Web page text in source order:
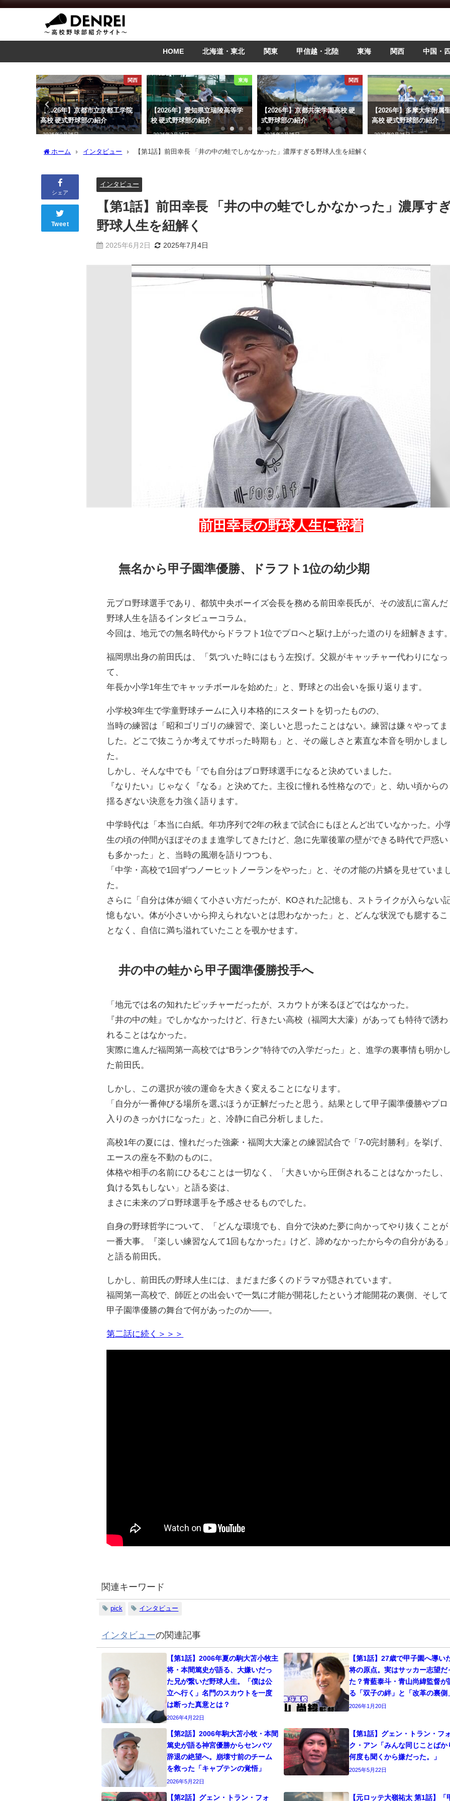
HOME 北海道・東北 関東 甲信越・北陸 東海 関西 中国・
関西
【2026年】京都市立京都工学院
高校 硬式野球部の紹介
2025年9月25日
東海
【2026年】愛知県立瑞陵高等学
校 硬式野球部の紹介
2026年3月26日
関西
【2026年】京都共栄学園高校 硬
式野球部の紹介
2025年9月25日
【2026年】多摩大学附属
高校 硬式野球部の紹介
2025年9月25日
ホーム インタビュー 【第1話】前田幸長 「井の中の蛙でしかなかった」濃厚すぎる野球人生を紐解く
シェア
Tweet
インタビュー
【第1話】前田幸長 「井の中の蛙でしかなかった」濃厚す
野球人生を紐解く
2025年6月2日 2025年7月4日
前田幸長の野球人生に密着
無名から甲子園準優勝、ドラフト1位の幼少期
元プロ野球選手であり、都筑中央ボーイズ会長を務める前田幸長氏が、その波乱に富んだ
野球人生を語るインタビューコラム。
今回は、地元での無名時代からドラフト1位でプロへと駆け上がった道のりを紐解きます
福岡県出身の前田氏は、「気づいた時にはもう左投げ。父親がキャッチャー代わりになっ
て、
年長か小学1年生でキャッチボールを始めた」と、野球との出会いを振り返ります。
小学校3年生で学童野球チームに入り本格的にスタートを切ったものの、
当時の練習は「昭和ゴリゴリの練習で、楽しいと思ったことはない。練習は嫌々やってま
した。どこで抜こうか考えてサボった時期も」と、その厳しさと素直な本音を明かしまし
た。
しかし、そんな中でも「でも自分はプロ野球選手になると決めていました。
『なりたい』じゃなく『なる』と決めてた。主役に憧れる性格なので」と、幼い頃からの
揺るぎない決意を力強く語ります。
中学時代は「本当に白紙。年功序列で2年の秋まで試合にもほとんど出ていなかった。小
生の頃の仲間がほぼそのまま進学してきたけど、急に先輩後輩の壁ができる時代で戸惑い
も多かった」と、当時の風潮を語りつつも、
「中学・高校で1回ずつノーヒットノーランをやった」と、その才能の片鱗を見せていま
た。
さらに「自分は体が細くて小さい方だったが、KOされた記憶も、ストライクが入らない
憶もない。体が小さいから抑えられないとは思わなかった」と、どんな状況でも臆するこ
となく、自信に満ち溢れていたことを覗かせます。
井の中の蛙から甲子園準優勝投手へ
「地元では名の知れたピッチャーだったが、スカウトが来るほどではなかった。
『井の中の蛙』でしかなかったけど、行きたい高校（福岡大大濠）があっても特待で誘わ
れることはなかった。
実際に進んだ福岡第一高校では“Bランク”特待での入学だった」と、進学の裏事情も明か
た前田氏。
しかし、この選択が彼の運命を大きく変えることになります。
「自分が一番伸びる場所を選ぶほうが正解だったと思う。結果として甲子園準優勝やプロ
入りのきっかけになった」と、冷静に自己分析しました。
高校1年の夏には、憧れだった強豪・福岡大大濠との練習試合で「7-0完封勝利」を挙げ、
エースの座を不動のものに。
体格や相手の名前にひるむことは一切なく、「大きいから圧倒されることはなかったし、
負ける気もしない」と語る姿は、
まさに未来のプロ野球選手を予感させるものでした。
自身の野球哲学について、「どんな環境でも、自分で決めた夢に向かってやり抜くことが
一番大事。『楽しい練習なんて1回もなかった』けど、諦めなかったから今の自分がある
と語る前田氏。
しかし、前田氏の野球人生には、まだまだ多くのドラマが隠されています。
福岡第一高校で、師匠との出会いで一気に才能が開花したという才能開花の裏側、そして
甲子園準優勝の舞台で何があったのか――。
第二話に続く＞＞＞
関連キーワード
pick インタビュー
インタビューの関連記事
【第1話】2006年夏の駒大苫小牧主
将・本間篤史が語る、大嫌いだっ
た兄が繋いだ野球人生。「僕は公
立へ行く」名門のスカウトを一度
は断った真意とは？
2026年4月22日
【第1話】27歳で甲子園へ導い
将の原点。実はサッカー志望だ
た？青藍泰斗・青山尚緯監督が
る「双子の絆」と「改革の裏側
2026年1月20日
【第2話】2006年駒大苫小牧・本間
篤史が語る神宮優勝からセンバツ
辞退の絶望へ。崩壊寸前のチーム
を救った「キャプテンの覚悟」
2026年5月22日
【第1話】グェン・トラン・フ
ク・アン「みんな同じことばか
何度も聞くから嫌だった。」
2025年5月22日
【第2話】グェン・トラン・フォ 【元ロッテ大嶺祐太 第1話】「